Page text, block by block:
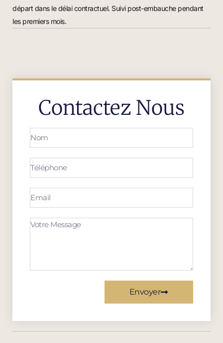
départ dans le délai contractuel. Suivi post-embauche pendant
les premiers mois.
Contactez Nous
Envoyer